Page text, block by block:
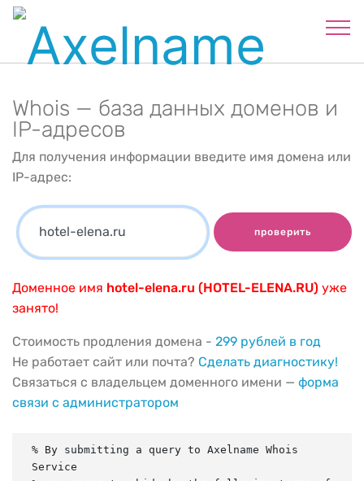
Whois — база данных доменов и
IP-адресов
Для получения информации введите имя домена или
IP-адрес:
проверить
Доменное имя hotel-elena.ru (HOTEL-ELENA.RU) уже
занято!
Стоимость продления домена - 299 рублей в год
Не работает сайт или почта? Сделать диагностику!
Связаться с владельцем доменного имени — форма
связи с администратором
% By submitting a query to Axelname Whois
Service